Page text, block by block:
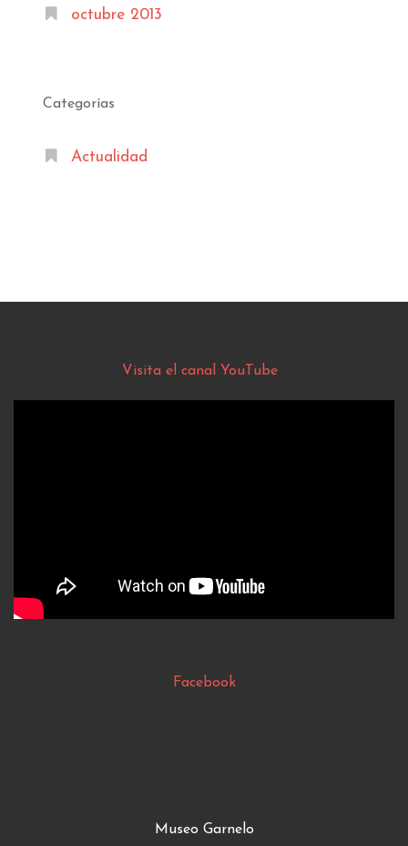
octubre 2013
Categorías
Actualidad
Visita el canal YouTube
Facebook
Museo Garnelo